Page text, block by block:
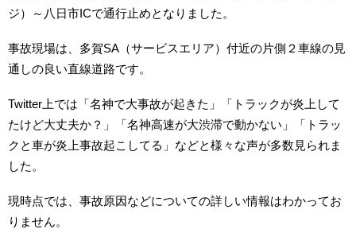
ジ）～八日市ICで通行止めとなりました。
事故現場は、多賀SA（サービスエリア）付近の片側２車線の見
通しの良い直線道路です。
Twitter上では「名神で大事故が起きた」「トラックが炎上して
たけど大丈夫か？」「名神高速が大渋滞で動かない」「トラッ
クと車が炎上事故起こしてる」などと様々な声が多数見られま
した。
現時点では、事故原因などについての詳しい情報はわかってお
りません。